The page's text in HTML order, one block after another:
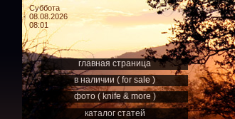
Суббота
08.08.2026
08:01
главная страница
в наличии ( for sale )
фото ( knife & more )
каталог статей